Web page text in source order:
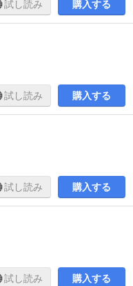
試し読み 購入する
試し読み 購入する
試し読み 購入する
試し読み 購入する